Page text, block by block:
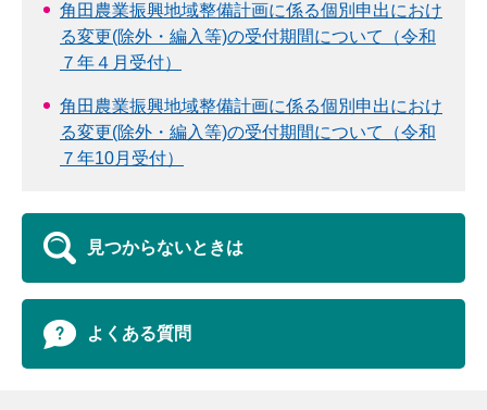
角田農業振興地域整備計画に係る個別申出におけ
る変更(除外・編入等)の受付期間について（令和
７年４月受付）
角田農業振興地域整備計画に係る個別申出におけ
る変更(除外・編入等)の受付期間について（令和
７年10月受付）
見つからないときは
よくある質問